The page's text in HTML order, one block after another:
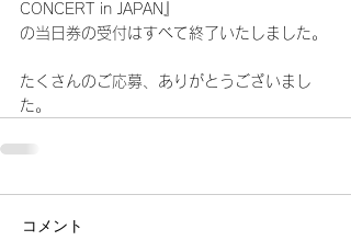
CONCERT in JAPAN』
の当日券の受付はすべて終了いたしました。
たくさんのご応募、ありがとうございまし
た。
コメント